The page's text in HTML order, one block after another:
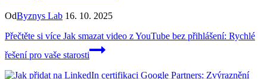
OdByznys Lab 16. 10. 2025
Přečtěte si více Jak smazat video z YouTube bez přihlášení: Rychlé
řešení pro vaše starosti